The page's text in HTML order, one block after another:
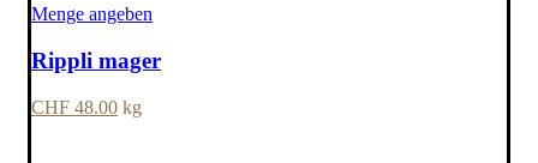
Menge angeben
Rippli mager
CHF 48.00 kg